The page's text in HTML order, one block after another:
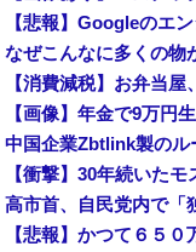
【悲報】Googleのエ
なぜこんなに多くの物
【衝撃】30年続いた
高市首、自民党内で「